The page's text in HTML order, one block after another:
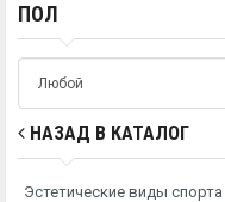
ПОЛ
НАЗАД В КАТАЛОГ
Эстетические виды спорта